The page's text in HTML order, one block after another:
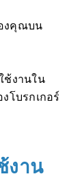
งคุณบน
ช้งานใน
โบรกเกอร์
งาน